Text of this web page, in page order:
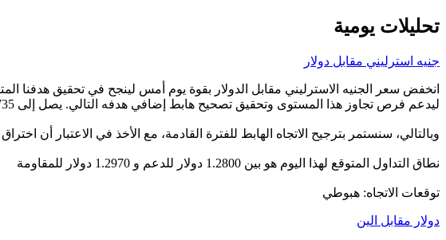
تحليلات يومية
جنيه استرليني مقابل دولار
ليدعم فرص تجاوز هذا المستوى وتحقيق تصحيح هابط إضافي هدفه التالي. يصل إلى 1.2735 دولار.
وبالتالي، سنستمر بترجيح الاتجاه الهابط للفترة القادمة، مع الأخذ في الاعتبار أن اختراق مستوى 1.3000 دولار سيوقف التصحيح الهابط ويقود السعر إلى استعادة الاتجاه
نطاق التداول المتوقع لهذا اليوم هو بين 1.2800 دولار للدعم و 1.2970 دولار للمقاومة
توقعات الاتجاه: هبوطي
دولار مقابل الين